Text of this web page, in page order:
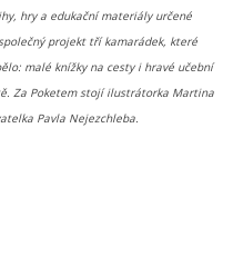
hry a edukační materiály určené
projekt tří kamarádek, které
malé knížky na cesty i hravé učební
Za Poketem stojí ilustrátorka Martina
Pavla Nejezchleba.